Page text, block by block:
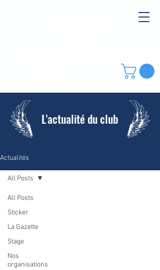
L'actualité du club
Actualités
All Posts
Sticker
La Gazette
Stage
Nos
organisations
All Posts